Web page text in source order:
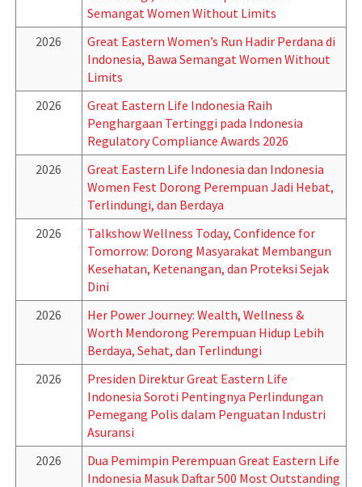
Semangat Women Without Limits
2026
Great Eastern Women’s Run Hadir Perdana di
Indonesia, Bawa Semangat Women Without
Limits
2026
Great Eastern Life Indonesia Raih
Penghargaan Tertinggi pada Indonesia
Regulatory Compliance Awards 2026
2026
Great Eastern Life Indonesia dan Indonesia
Women Fest Dorong Perempuan Jadi Hebat,
Terlindungi, dan Berdaya
2026
Talkshow Wellness Today, Confidence for
Tomorrow: Dorong Masyarakat Membangun
Kesehatan, Ketenangan, dan Proteksi Sejak
Dini
2026
Her Power Journey: Wealth, Wellness &
Worth Mendorong Perempuan Hidup Lebih
Berdaya, Sehat, dan Terlindungi
2026
Presiden Direktur Great Eastern Life
Indonesia Soroti Pentingnya Perlindungan
Pemegang Polis dalam Penguatan Industri
Asuransi
2026
Dua Pemimpin Perempuan Great Eastern Life
Indonesia Masuk Daftar 500 Most Outstanding